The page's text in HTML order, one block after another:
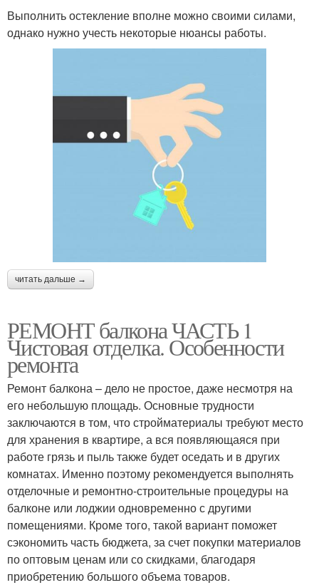
Выполнить остекление вполне можно своими силами,
однако нужно учесть некоторые нюансы работы.
читать дальше →
РЕМОНТ балкона ЧАСТЬ 1
Чистовая отделка. Особенности
ремонта
Ремонт балкона – дело не простое, даже несмотря на
его небольшую площадь. Основные трудности
заключаются в том, что стройматериалы требуют место
для хранения в квартире, а вся появляющаяся при
работе грязь и пыль также будет оседать и в других
комнатах. Именно поэтому рекомендуется выполнять
отделочные и ремонтно-строительные процедуры на
балконе или лоджии одновременно с другими
помещениями. Кроме того, такой вариант поможет
сэкономить часть бюджета, за счет покупки материалов
по оптовым ценам или со скидками, благодаря
приобретению большого объема товаров.